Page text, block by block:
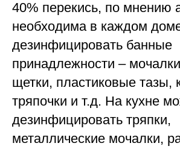
40% перекись, по мнению
необходима в каждом
дезинфицировать банные
принадлежности –
щетки, пластиковые тазы,
тряпочки и т.д. На кухне
дезинфицировать тряпки,
металлические мочалки,